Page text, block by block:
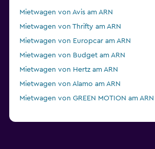
Mietwagen von Avis am ARN
Mietwagen von Thrifty am ARN
Mietwagen von Europcar am ARN
Mietwagen von Budget am ARN
Mietwagen von Hertz am ARN
Mietwagen von Alamo am ARN
Mietwagen von GREEN MOTION am ARN